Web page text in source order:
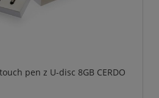
pen z U-disc 8GB CERDO